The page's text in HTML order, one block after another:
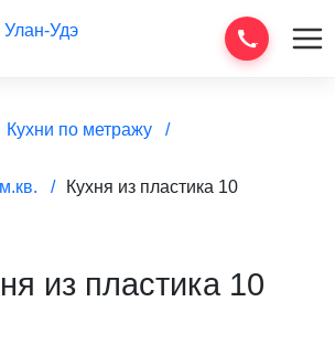
Кухни по метражу
Кухня из пластика 10
из пластика 10